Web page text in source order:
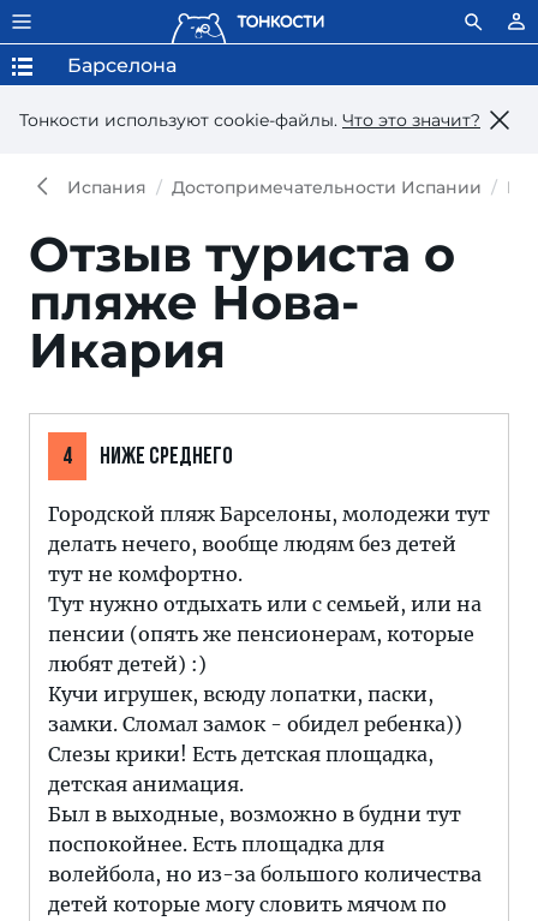
Тонкости используют сookie-файлы. Что это значит?
Барселона
Испания Достопримечательности Испании
Отзыв туриста о
пляже Нова-
Икария
4 НИЖЕ СРЕДНЕГО
Городской пляж Барселоны, молодежи тут
делать нечего, вообще людям без детей
тут не комфортно.
Тут нужно отдыхать или с семьей, или на
пенсии (опять же пенсионерам, которые
любят детей) :)
Кучи игрушек, всюду лопатки, паски,
замки. Сломал замок - обидел ребенка))
Слезы крики! Есть детская площадка,
детская анимация.
Был в выходные, возможно в будни тут
поспокойнее. Есть площадка для
волейбола, но из-за большого количества
детей которые могу словить мячом по